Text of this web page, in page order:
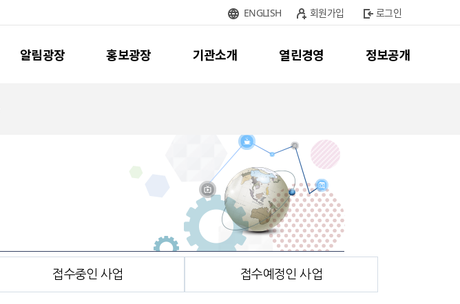
ENGLISH 회원가입 로그인
알림광장 홍보광장 기관소개 열린경영 정보공개
접수중인 사업 접수예정인 사업